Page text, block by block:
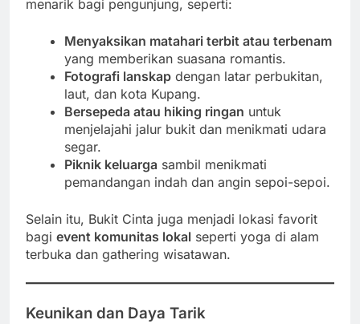
menarik bagi pengunjung, seperti:
Menyaksikan matahari terbit atau terbenam
yang memberikan suasana romantis.
Fotografi lanskap dengan latar perbukitan,
laut, dan kota Kupang.
Bersepeda atau hiking ringan untuk
menjelajahi jalur bukit dan menikmati udara
segar.
Piknik keluarga sambil menikmati
pemandangan indah dan angin sepoi-sepoi.
Selain itu, Bukit Cinta juga menjadi lokasi favorit
bagi event komunitas lokal seperti yoga di alam
terbuka dan gathering wisatawan.
Keunikan dan Daya Tarik